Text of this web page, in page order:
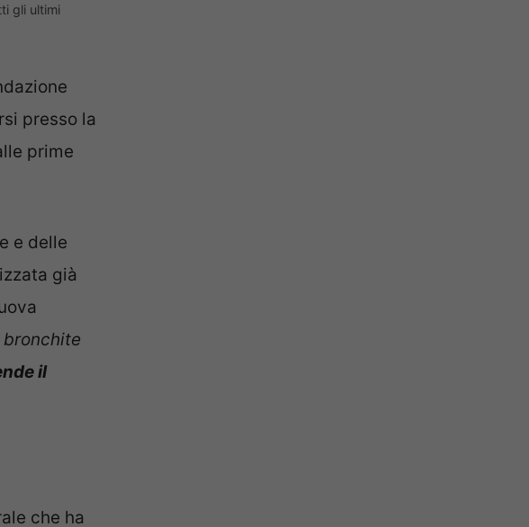
gli ultimi
presso la
prime
e delle
già
bronchite
il
che ha